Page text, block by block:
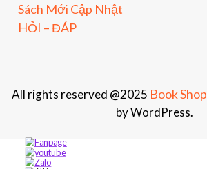
Sách Mới Cập Nhật
HỎI – ĐÁP
All rights reserved @2025 Book Shop
by WordPress.